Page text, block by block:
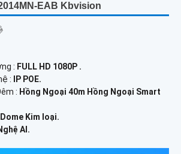
EAB Kbvision
: FULL HD 1080P .
:
IP POE.
: Hồng Ngoại 40m Hồng Ngoại Smart
Dome Kim loại.
AI.